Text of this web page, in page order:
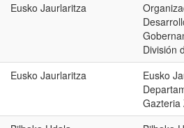
Eusko Jaurlaritza
División
Eusko Jaurlaritza
Eusko
Gazteria